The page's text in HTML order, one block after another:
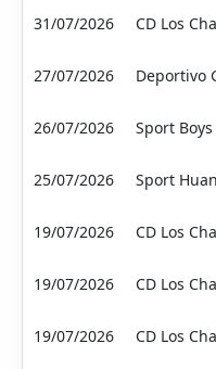
31/07/2026 CD Los
27/07/2026 Deportivo
26/07/2026 Sport
25/07/2026 Sport
19/07/2026 CD Los
19/07/2026 CD Los
19/07/2026 CD Los